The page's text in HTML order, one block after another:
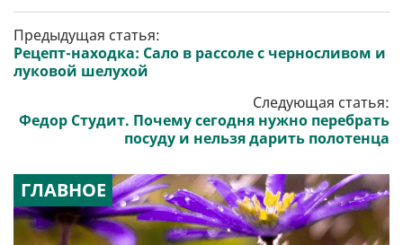
Предыдущая статья:
Рецепт-находка: Сало в рассоле с черносливом и
луковой шелухой
Следующая статья:
Федор Студит. Почему сегодня нужно перебрать
посуду и нельзя дарить полотенца
ГЛАВНОЕ